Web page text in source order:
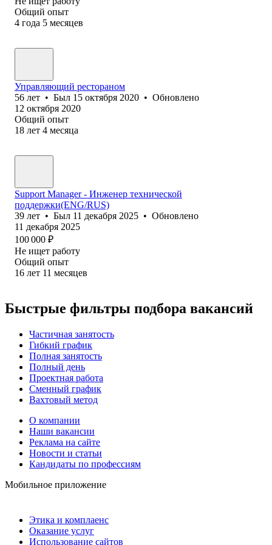
Общий опыт
4 года 5 месяцев
Управляющий рестораном
56 лет • Был 15 октября 2020 • Обновлено
12 октября 2020
Общий опыт
18 лет 4 месяца
Support Manager - Инженер технической
поддержки(ENG/RUS)
39 лет • Был 11 декабря 2025 • Обновлено
11 декабря 2025
100 000 ₽
Не ищет работу
Общий опыт
16 лет 11 месяцев
Быстрые фильтры подбора вакансий
Частичная занятость
Гибкий график
Полная занятость
Полный день
Проектная работа
Сменный график
Вахтовый метод
О компании
Наши вакансии
Реклама на сайте
Новости и статьи
Кандидаты по профессиям
Мобильное приложение
Этика и комплаенс
Оказание услуг
Использование сайтов